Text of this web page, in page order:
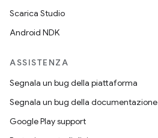
Scarica Studio
Android NDK
ASSISTENZA
Segnala un bug della piattaforma
Segnala un bug della documentazione
Google Play support